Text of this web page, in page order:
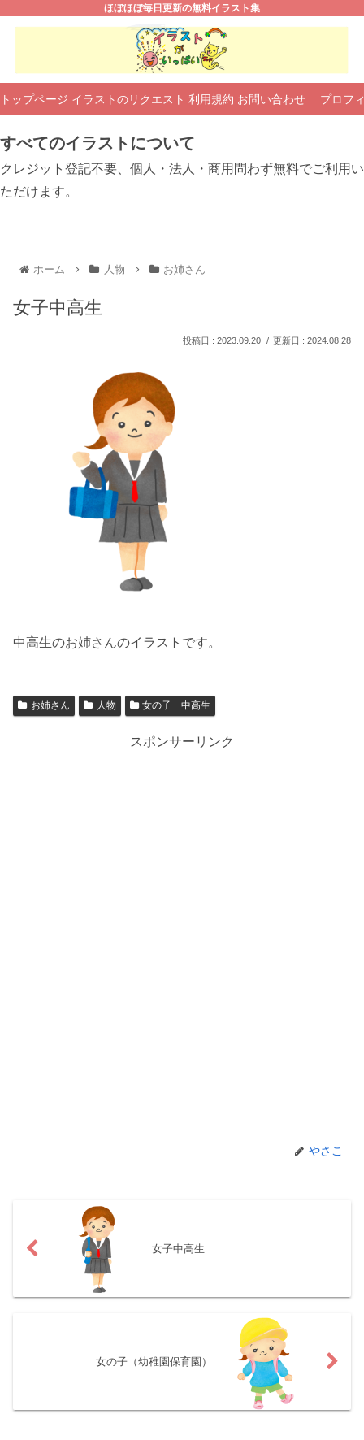
ほぼほぼ毎日更新の無料イラスト集
トップページ イラストのリクエスト 利用規約 お問い合わせ プロフ
すべてのイラストについて
クレジット登記不要、個人・法人・商用問わず無料でご利用い
ただけます。
ホーム 人物 お姉さん
女子中高生
2023.09.20 2024.08.28
中高生のお姉さんのイラストです。
お姉さん 人物 女の子 中高生
スポンサーリンク
やさこ
女子中高生
女の子（幼稚園保育園）